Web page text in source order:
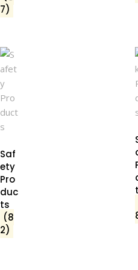
7)
Saf
ety
Pro
duc
ts
(8
2)